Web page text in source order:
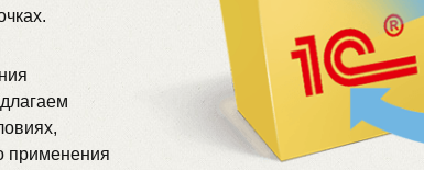
применения